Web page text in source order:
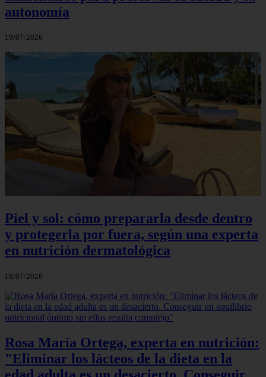
autonomía
19/07/2026
Piel y sol: cómo prepararla desde dentro
y protegerla por fuera, según una experta
en nutrición dermatológica
18/07/2026
Rosa María Ortega, experta en nutrición:
"Eliminar los lácteos de la dieta en la